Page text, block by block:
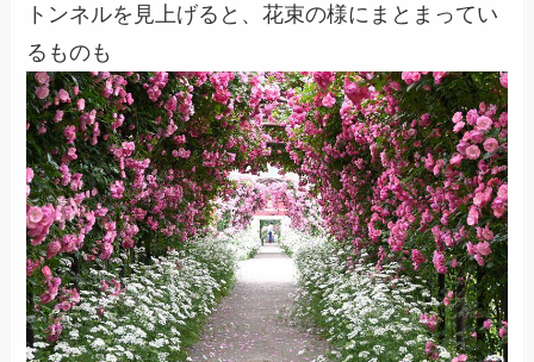
トンネルを見上げると、花束の様にまとまってい
るものも